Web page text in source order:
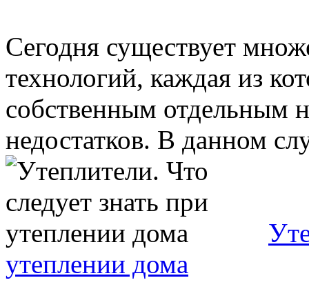
Сегодня существует
технологий, каждая из
собственным отдельным
недостатков. В данном
утеплении дома